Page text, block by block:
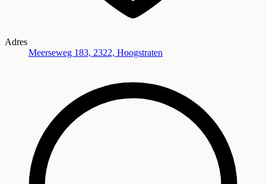
Adres
Meerseweg 183, 2322, Hoogstraten